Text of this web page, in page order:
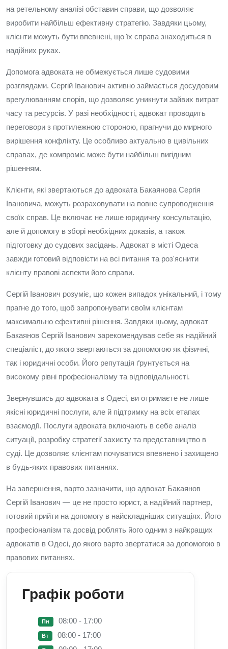
на ретельному аналізі обставин справи, що дозволяє
виробити найбільш ефективну стратегію. Завдяки цьому,
клієнти можуть бути впевнені, що їх справа знаходиться в
надійних руках.
Допомога адвоката не обмежується лише судовими
розглядами. Сергій Іванович активно займається досудовим
врегулюванням спорів, що дозволяє уникнути зайвих витрат
часу та ресурсів. У разі необхідності, адвокат проводить
переговори з протилежною стороною, прагнучи до мирного
вирішення конфлікту. Це особливо актуально в цивільних
справах, де компроміс може бути найбільш вигідним
рішенням.
Клієнти, які звертаються до адвоката Бакаянова Сергія
Івановича, можуть розраховувати на повне супроводження
своїх справ. Це включає не лише юридичну консультацію,
але й допомогу в зборі необхідних доказів, а також
підготовку до судових засідань. Адвокат в місті Одеса
завжди готовий відповісти на всі питання та роз'яснити
клієнту правові аспекти його справи.
Сергій Іванович розуміє, що кожен випадок унікальний, і тому
прагне до того, щоб запропонувати своїм клієнтам
максимально ефективні рішення. Завдяки цьому, адвокат
Бакаянов Сергій Іванович зарекомендував себе як надійний
спеціаліст, до якого звертаються за допомогою як фізичні,
так і юридичні особи. Його репутація ґрунтується на
високому рівні професіоналізму та відповідальності.
Звернувшись до адвоката в Одесі, ви отримаєте не лише
якісні юридичні послуги, але й підтримку на всіх етапах
взаємодії. Послуги адвоката включають в себе аналіз
ситуації, розробку стратегії захисту та представництво в
суді. Це дозволяє клієнтам почуватися впевнено і захищено
в будь-яких правових питаннях.
На завершення, варто зазначити, що адвокат Бакаянов
Сергій Іванович — це не просто юрист, а надійний партнер,
готовий прийти на допомогу в найскладніших ситуаціях. Його
професіоналізм та досвід роблять його одним з найкращих
адвокатів в Одесі, до якого варто звертатися за допомогою в
правових питаннях.
Графік роботи
Пн 08:00 - 17:00
Вт 08:00 - 17:00